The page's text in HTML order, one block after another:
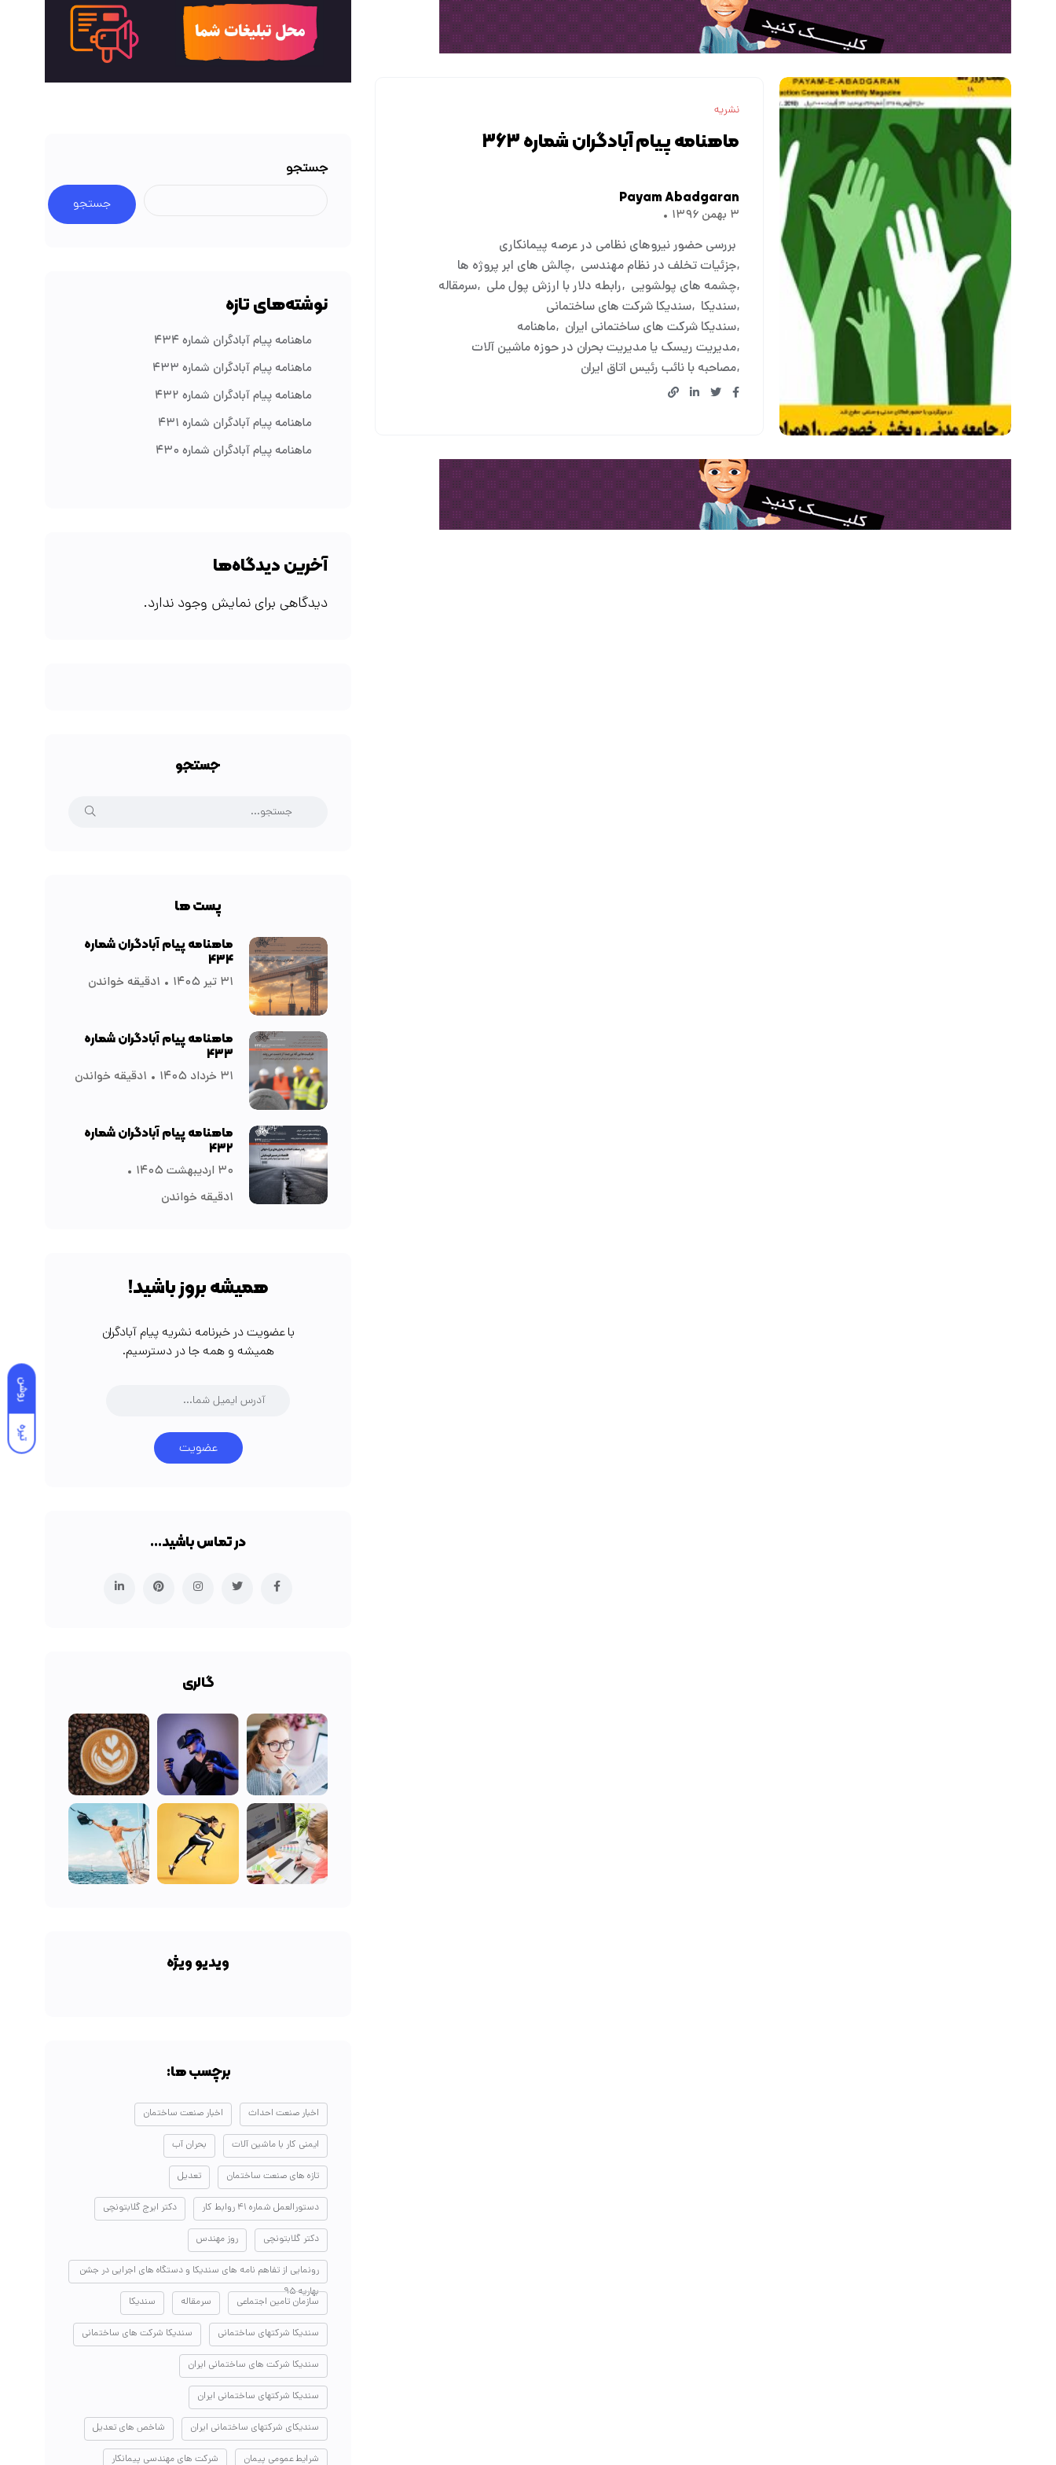
روشن
تیره
نشریه
ماهنامه پیام آبادگران شماره ۳۶۳
Payam Abadgaran
۳ بهمن ۱۳۹۶
بررسی حضور نیروهای نظامی در عرصه پیمانکاری
جزئیات تخلف در نظام مهندسی چالش های ابر پروژه ها
چشمه های پولشویی رابطه دلار با ارزش پول ملی سرمقاله
سندیکا سندیکا شرکت های ساختمانی
سندیکا شرکت های ساختمانی ایران ماهنامه
مدیریت ریسک یا مدیریت بحران در حوزه ماشین آلات
مصاحبه با نائب رئیس اتاق ایران
جستجو
جستجو
نوشته‌های تازه
ماهنامه پیام آبادگران شماره ۴۳۴
ماهنامه پیام آبادگران شماره ۴۳۳
ماهنامه پیام آبادگران شماره ۴۳۲
ماهنامه پیام آبادگران شماره ۴۳۱
ماهنامه پیام آبادگران شماره ۴۳۰
آخرین دیدگاه‌ها
دیدگاهی برای نمایش وجود ندارد.
جستجو
پست ها
ماهنامه پیام آبادگران شماره
۴۳۴
۳۱ تیر ۱۴۰۵ ۱دقیقه خواندن
ماهنامه پیام آبادگران شماره
۴۳۳
۳۱ خرداد ۱۴۰۵ ۱دقیقه خواندن
ماهنامه پیام آبادگران شماره
۴۳۲
۳۰ اردیبهشت ۱۴۰۵
۱دقیقه خواندن
همیشه بروز باشید!
با عضویت در خبرنامه نشریه پیام آبادگران
همیشه و همه جا در دسترسیم.
عضویت
در تماس باشید…
گالری
ویدیو ویژه
برچسب ها:
اخبار صنعت احداث اخبار صنعت ساختمان
ایمنی کار با ماشین آلات بحران آب
تازه های صنعت ساختمان تعدیل
دستورالعمل شماره ۴۱ روابط کار دکتر ایرج گلابتونچی
دکتر گلابتونچی روز مهندس
رونمایی از تفاهم نامه های سندیکا و دستگاه های اجرایی در جشن
بهاریه ۹۵
سازمان تامین اجتماعی سرمقاله سندیکا
سندیکا شرکتهای ساختمانی سندیکا شرکت های ساختمانی
سندیکا شرکت های ساختمانی ایران
سندیکا شرکتهای ساختمانی ایران
سندیکای شرکتهای ساختمانی ایران شاخص های تعدیل
شرایط عمومی پیمان شرکت های مهندسی پیمانکار